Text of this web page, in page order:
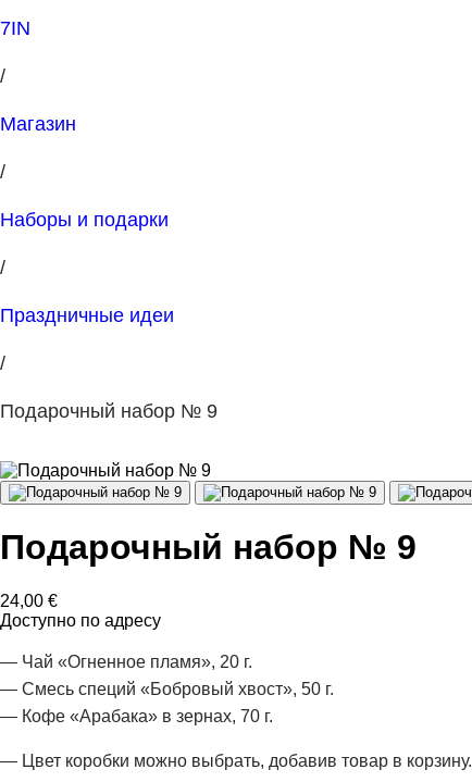
7IN
/
Магазин
/
Наборы и подарки
/
Праздничные идеи
/
Подарочный набор № 9
Подарочный набор № 9
24,00 €
Доступно по адресу
— Чай «Огненное пламя», 20 г.
— Смесь специй «Бобровый хвост», 50 г.
— Кофе «Арабака» в зернах, 70 г.
— Цвет коробки можно выбрать, добавив товар в корзину.